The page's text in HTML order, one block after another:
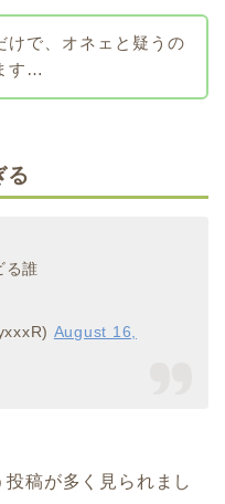
けで、オネェと疑うの
す…
る
る誰
August 16,
投稿が多く見られまし